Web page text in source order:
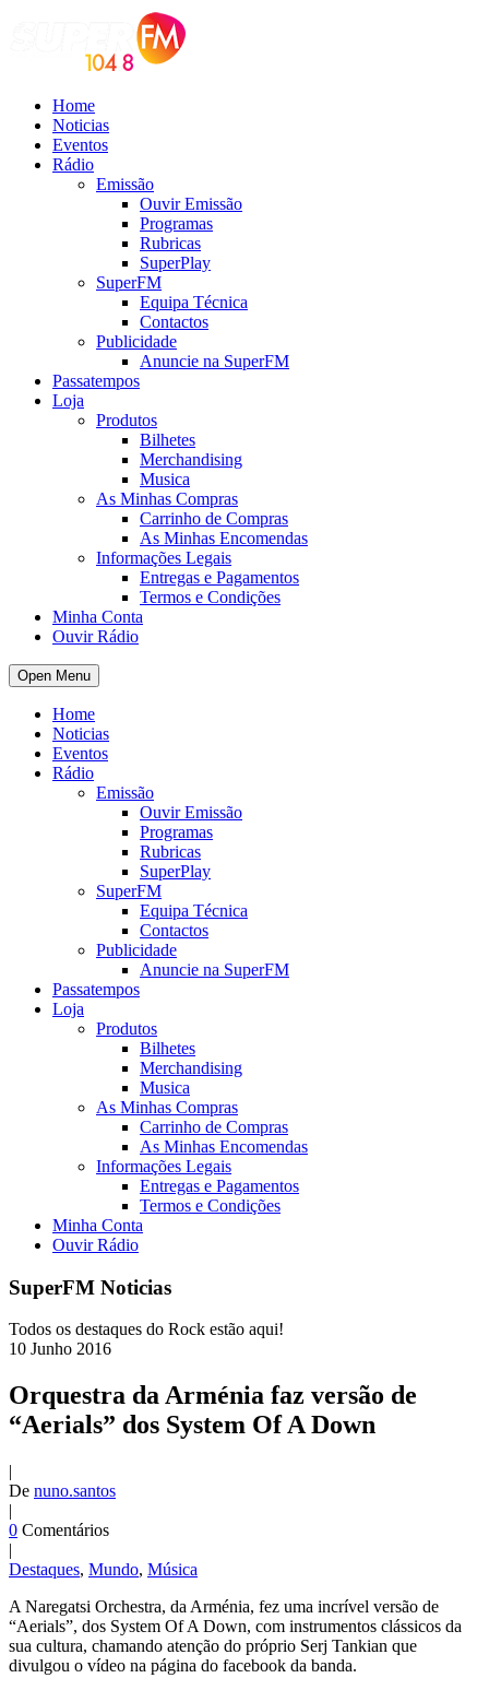
Home
Noticias
Eventos
Rádio
Emissão
Ouvir Emissão
Programas
Rubricas
SuperPlay
SuperFM
Equipa Técnica
Contactos
Publicidade
Anuncie na SuperFM
Passatempos
Loja
Produtos
Bilhetes
Merchandising
Musica
As Minhas Compras
Carrinho de Compras
As Minhas Encomendas
Informações Legais
Entregas e Pagamentos
Termos e Condições
Minha Conta
Ouvir Rádio
Open Menu
Home
Noticias
Eventos
Rádio
Emissão
Ouvir Emissão
Programas
Rubricas
SuperPlay
SuperFM
Equipa Técnica
Contactos
Publicidade
Anuncie na SuperFM
Passatempos
Loja
Produtos
Bilhetes
Merchandising
Musica
As Minhas Compras
Carrinho de Compras
As Minhas Encomendas
Informações Legais
Entregas e Pagamentos
Termos e Condições
Minha Conta
Ouvir Rádio
SuperFM Noticias
Todos os destaques do Rock estão aqui!
10 Junho 2016
Orquestra da Arménia faz versão de
“Aerials” dos System Of A Down
|
De nuno.santos
|
0 Comentários
|
Destaques, Mundo, Música
A Naregatsi Orchestra, da Arménia, fez uma incrível versão de
“Aerials”, dos System Of A Down, com instrumentos clássicos da
sua cultura, chamando atenção do próprio Serj Tankian que
divulgou o vídeo na página do facebook da banda.